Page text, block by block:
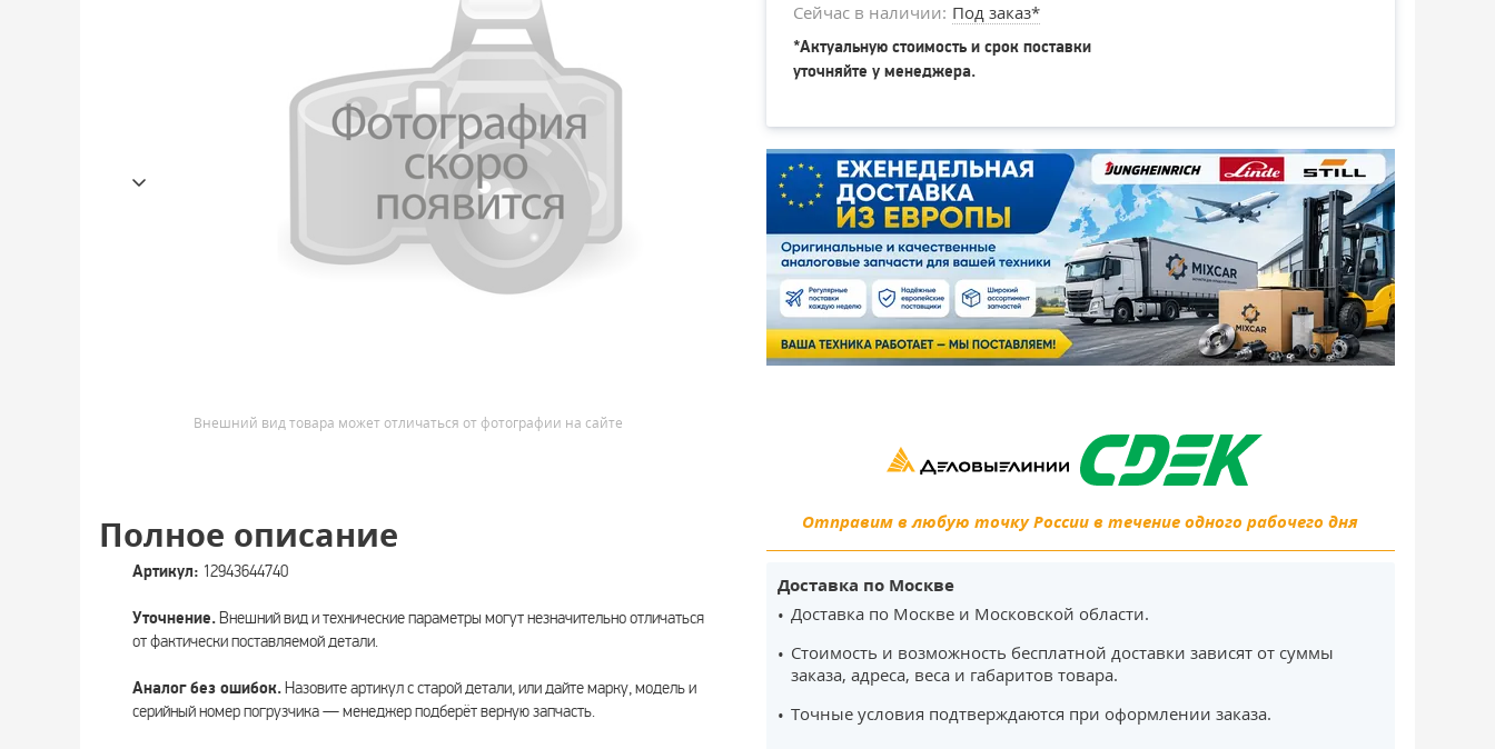
Внешний вид товара может отличаться от фотографии на сайте
Полное описание
Артикул: 12943644740
Уточнение.Внешний вид и технические параметры могут незначительно отличаться
от фактически поставляемой детали.
Аналог без ошибок.Назовите артикул с старой детали, или дайте марку, модель и
серийный номер погрузчика — менеджер подберёт верную запчасть.
Сейчас в наличии: Под заказ*
*Актуальную стоимость и срок поставки
уточняйте у менеджера.
Отправим в любую точку России в течение одного рабочего дня
Доставка по Москве
Доставка по Москве и Московской области.
Стоимость и возможность бесплатной доставки зависят от суммы
заказа, адреса, веса и габаритов товара.
Точные условия подтверждаются при оформлении заказа.